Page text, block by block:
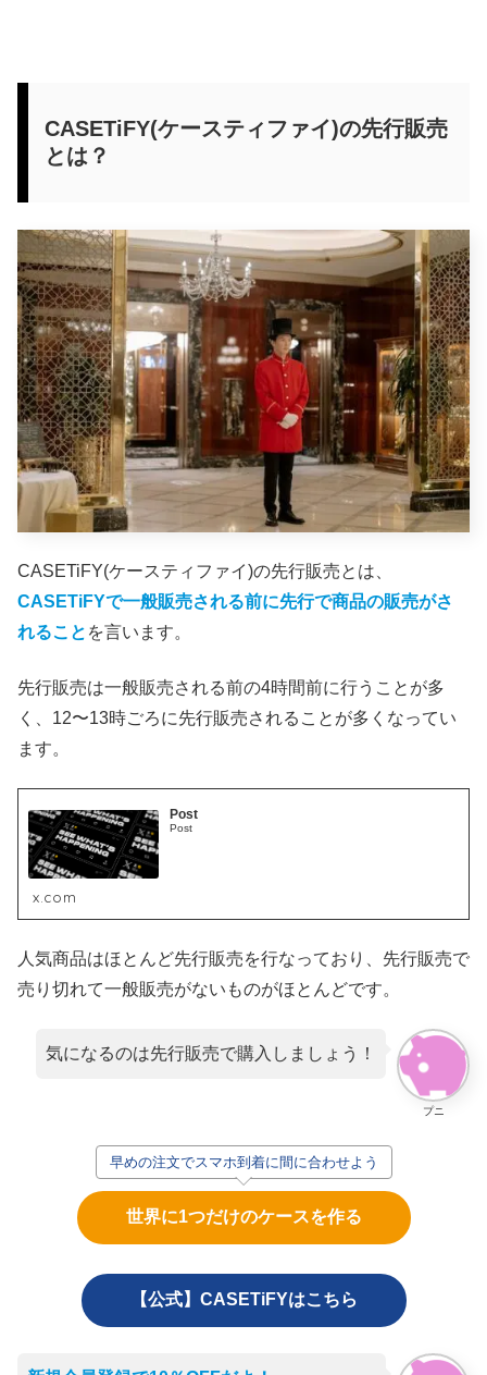
CASETiFY(ケースティファイ)の先行販売
とは？
CASETiFY(ケースティファイ)の先行販売とは、
CASETiFYで一般販売される前に先行で商品の販売がさ
れること を言います。
先行販売は一般販売される前の4時間前に行うことが多
く、12〜13時ごろに先行販売されることが多くなってい
ます。
Post
Post
x.com
人気商品はほとんど先行販売を行なっており、先行販売で
売り切れて一般販売がないものがほとんどです。
プニ
気になるのは先行販売で購入しましょう！
早めの注文でスマホ到着に間に合わせよう
世界に1つだけのケースを作る
【公式】CASETiFYはこちら